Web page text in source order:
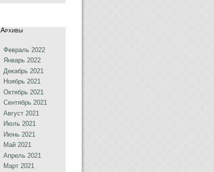
Архивы
Февраль 2022
Январь 2022
Декабрь 2021
Ноябрь 2021
Октябрь 2021
Сентябрь 2021
Август 2021
Июль 2021
Июнь 2021
Май 2021
Апрель 2021
Март 2021